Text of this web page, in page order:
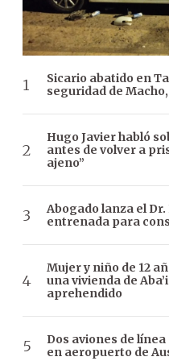
Sicario abatido en
seguridad de
Hugo Javier habló
antes de volver a
ajeno”
Abogado lanza el
entrenada para
Mujer y niño de 12
una vivienda de
aprehendido
Dos aviones de
en aeropuerto de